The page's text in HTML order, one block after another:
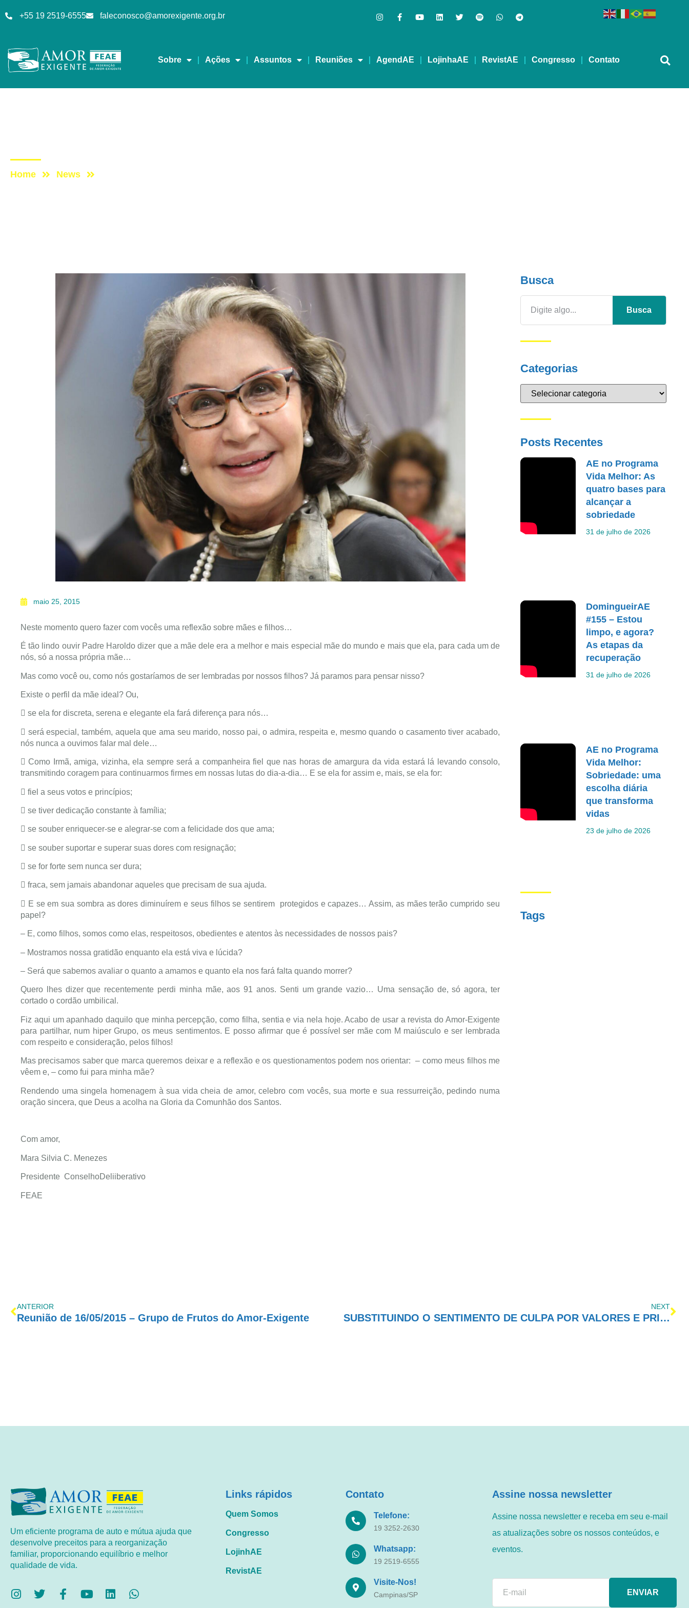
+55 19 2519-6555 faleconosco@amorexigente.org.br
Sobre Ações Assuntos Reuniões AgendAE LojinhaAE RevistAE Congresso Contato
Home News
maio 25, 2015
Neste momento quero fazer com vocês uma reflexão sobre mães e filhos…
É tão lindo ouvir Padre Haroldo dizer que a mãe dele era a melhor e mais especial mãe do mundo e mais que ela, para cada um de
nós, só a nossa própria mãe…
Mas como você ou, como nós gostaríamos de ser lembradas por nossos filhos? Já paramos para pensar nisso?
Existe o perfil da mãe ideal? Ou,
 se ela for discreta, serena e elegante ela fará diferença para nós…
 será especial, também, aquela que ama seu marido, nosso pai, o admira, respeita e, mesmo quando o casamento tiver acabado,
nós nunca a ouvimos falar mal dele…
 Como Irmã, amiga, vizinha, ela sempre será a companheira fiel que nas horas de amargura da vida estará lá levando consolo,
transmitindo coragem para continuarmos firmes em nossas lutas do dia-a-dia… E se ela for assim e, mais, se ela for:
 fiel a seus votos e princípios;
 se tiver dedicação constante à família;
 se souber enriquecer-se e alegrar-se com a felicidade dos que ama;
 se souber suportar e superar suas dores com resignação;
 se for forte sem nunca ser dura;
 fraca, sem jamais abandonar aqueles que precisam de sua ajuda.
 E se em sua sombra as dores diminuírem e seus filhos se sentirem protegidos e capazes… Assim, as mães terão cumprido seu
papel?
– E, como filhos, somos como elas, respeitosos, obedientes e atentos às necessidades de nossos pais?
– Mostramos nossa gratidão enquanto ela está viva e lúcida?
– Será que sabemos avaliar o quanto a amamos e quanto ela nos fará falta quando morrer?
Quero lhes dizer que recentemente perdi minha mãe, aos 91 anos. Senti um grande vazio… Uma sensação de, só agora, ter
cortado o cordão umbilical.
Fiz aqui um apanhado daquilo que minha percepção, como filha, sentia e via nela hoje. Acabo de usar a revista do Amor-Exigente
para partilhar, num hiper Grupo, os meus sentimentos. E posso afirmar que é possível ser mãe com M maiúsculo e ser lembrada
com respeito e consideração, pelos filhos!
Mas precisamos saber que marca queremos deixar e a reflexão e os questionamentos podem nos orientar: – como meus filhos me
vêem e, – como fui para minha mãe?
Rendendo uma singela homenagem à sua vida cheia de amor, celebro com vocês, sua morte e sua ressurreição, pedindo numa
oração sincera, que Deus a acolha na Gloria da Comunhão dos Santos.
Com amor,
Mara Silvia C. Menezes
Presidente ConselhoDeliiberativo
FEAE
Busca
Busca
Categorias
Posts Recentes
AE no Programa
Vida Melhor: As
quatro bases para
alcançar a
sobriedade
31 de julho de 2026
DomingueirAE
#155 – Estou
limpo, e agora?
As etapas da
recuperação
31 de julho de 2026
AE no Programa
Vida Melhor:
Sobriedade: uma
escolha diária
que transforma
vidas
23 de julho de 2026
Tags
ANTERIOR
Reunião de 16/05/2015 – Grupo de Frutos do Amor-Exigente
NEXT
SUBSTITUINDO O SENTIMENTO DE CULPA POR VALORES E PRINCÍPIOS SAUDÁVEIS E RENOVADORES
Um eficiente programa de auto e mútua ajuda que
desenvolve preceitos para a reorganização
familiar, proporcionando equilíbrio e melhor
qualidade de vida.
Links rápidos
Quem Somos
Congresso
LojinhAE
RevistAE
Contato
Telefone:
19 3252-2630
Whatsapp:
19 2519-6555
Visite-Nos!
Campinas/SP
Assine nossa newsletter
Assine nossa newsletter e receba em seu e-mail
as atualizações sobre os nossos conteúdos, e
eventos.
ENVIAR